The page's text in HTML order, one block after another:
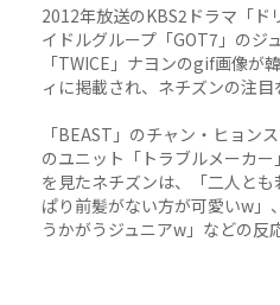
2012年放送のKBS2ドラマ「ド
イドルグループ「GOT7」のジ
「TWICE」ナヨンのgif画像が
ィに掲載され、ネチズンの注目
「BEAST」のチャン・ヒョン
のユニット「トラブルメーカ
を見たネチズンは、「二人と
ぱり前髪がない方が可愛いw」
うかがうジュニアw」などの反